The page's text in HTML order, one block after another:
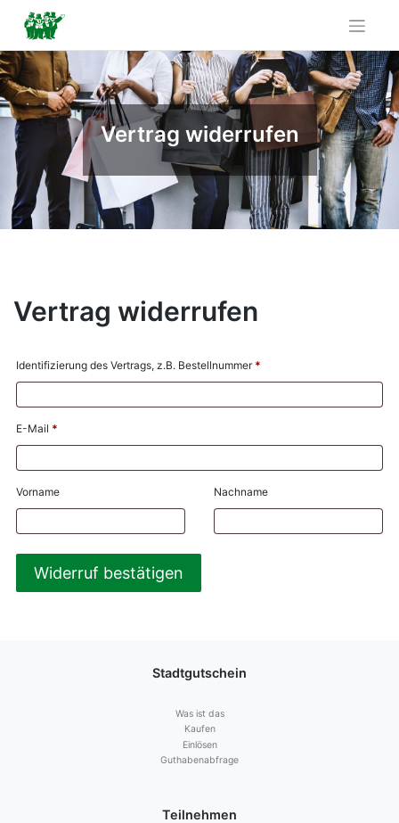
content
Vertrag widerrufen
Vertrag widerrufen
Identifizierung des Vertrags, z.B. Bestellnummer *
E-Mail *
E-
Mail
(wiederholen)*
Vorname Nachname
Widerruf bestätigen
Stadtgutschein
Was ist das
Kaufen
Einlösen
Guthabenabfrage
Teilnehmen